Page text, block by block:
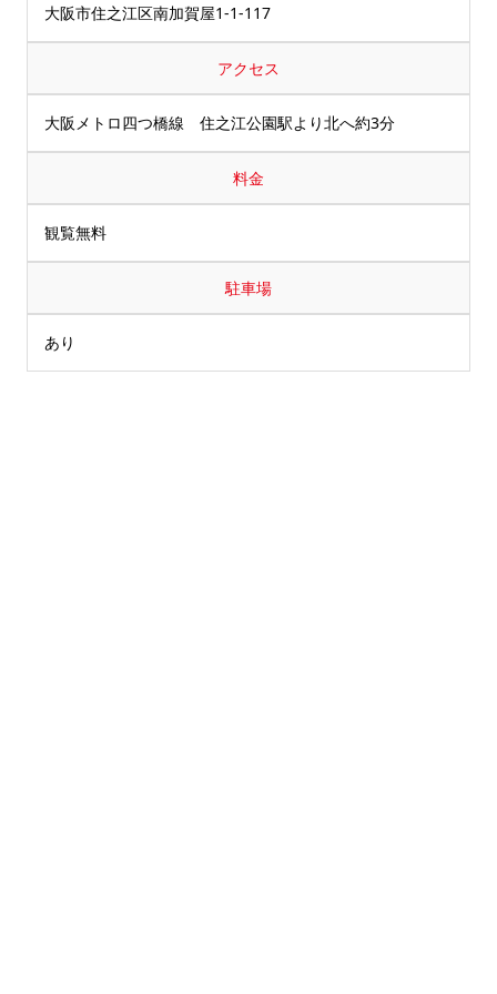
大阪市住之江区南加賀屋1-1-117
アクセス
大阪メトロ四つ橋線 住之江公園駅より北へ約3分
料金
観覧無料
駐車場
あり